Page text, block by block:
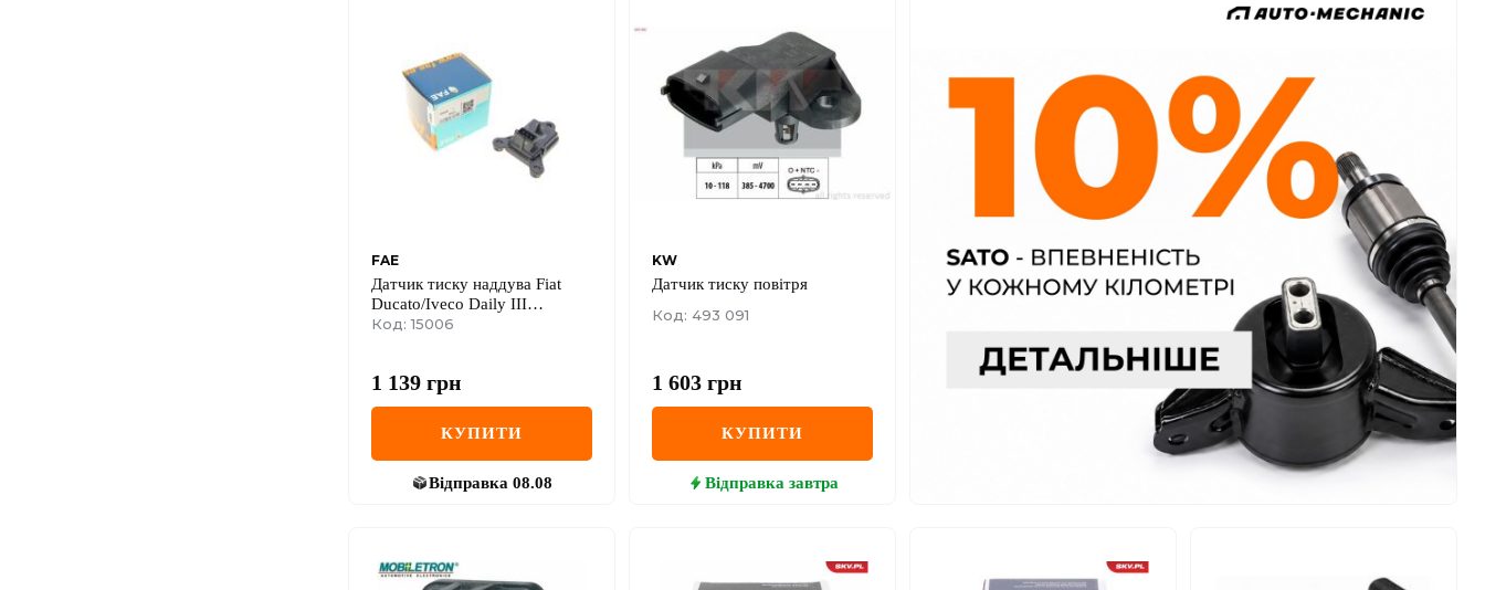
FAE
Датчик тиску наддува Fiat
Ducato/Iveco Daily III
2.0/2.8TDi 94-
Код: 15006
1 139 грн
КУПИТИ
Відправка 08.08
KW
Датчик тиску повітря
Код: 493 091
1 603 грн
КУПИТИ
Відправка завтра